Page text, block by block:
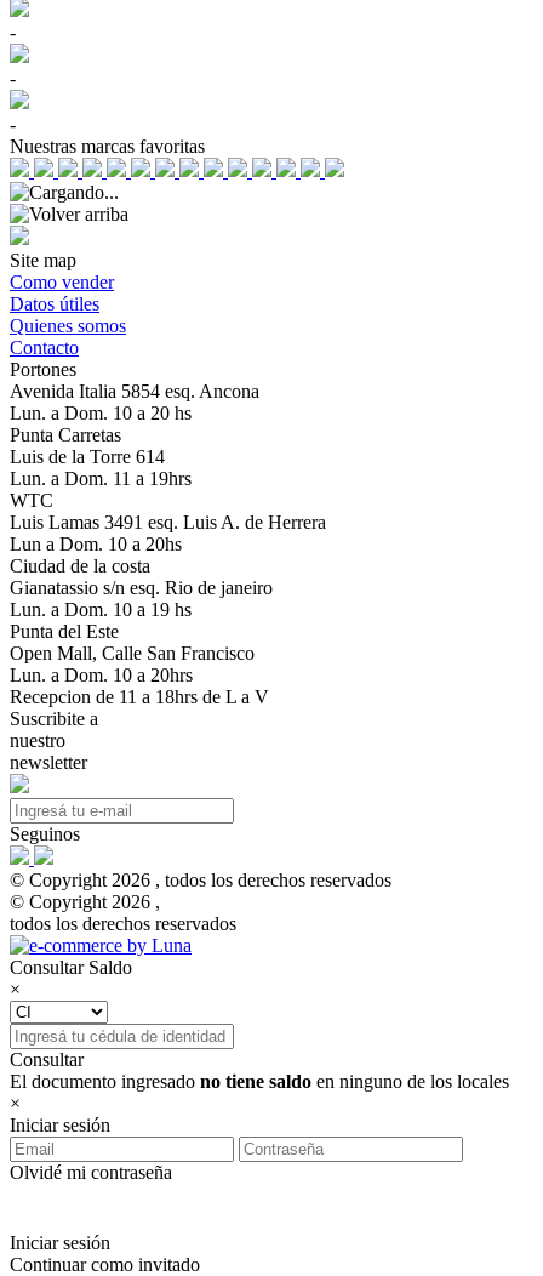
-
-
-
Nuestras marcas favoritas
Site map
Como vender
Datos útiles
Quienes somos
Contacto
Portones
Avenida Italia 5854 esq. Ancona
Lun. a Dom. 10 a 20 hs
Punta Carretas
Luis de la Torre 614
Lun. a Dom. 11 a 19hrs
WTC
Luis Lamas 3491 esq. Luis A. de Herrera
Lun a Dom. 10 a 20hs
Ciudad de la costa
Gianatassio s/n esq. Rio de janeiro
Lun. a Dom. 10 a 19 hs
Punta del Este
Open Mall, Calle San Francisco
Lun. a Dom. 10 a 20hrs
Recepcion de 11 a 18hrs de L a V
Suscribite a
nuestro
newsletter
Seguinos
© Copyright 2026 , todos los derechos reservados
© Copyright 2026 ,
todos los derechos reservados
Consultar Saldo
×
Consultar
El documento ingresado no tiene saldo en ninguno de los locales
×
Iniciar sesión
Olvidé mi contraseña
Iniciar sesión
Continuar como invitado